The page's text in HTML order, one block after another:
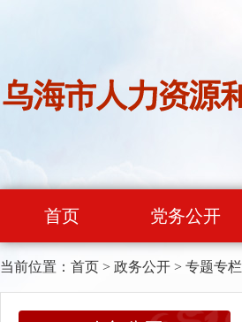
首页 党务公开
当前位置： 首页 > 政务公开 > 专题专栏